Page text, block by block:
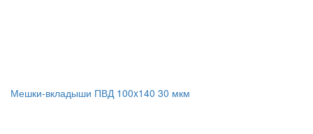
Мешки-вкладыши ПВД 100x140 30 мкм